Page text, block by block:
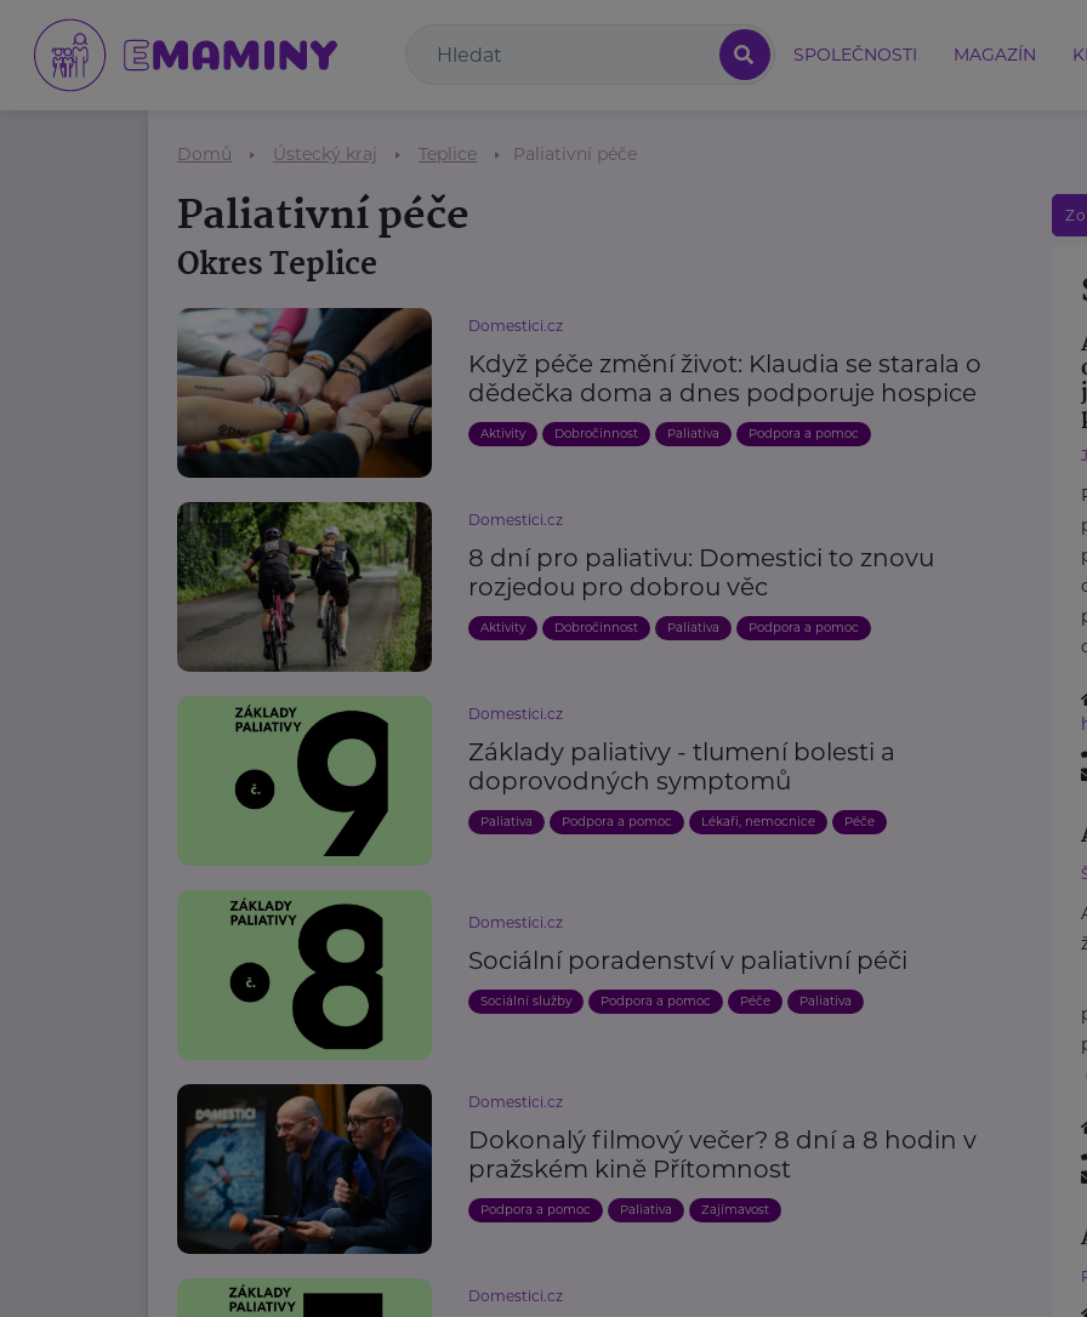
SPOLEČNOSTI MAGAZÍN
Domů Ústecký kraj Teplice Paliativní péče
Paliativní péče
Okres Teplice
Domestici.cz
Když péče změní život: Klaudia se starala o
dědečka doma a dnes podporuje hospice
Aktivity Dobročinnost Paliativa Podpora a pomoc
Domestici.cz
8 dní pro paliativu: Domestici to znovu
rozjedou pro dobrou věc
Aktivity Dobročinnost Paliativa Podpora a pomoc
Domestici.cz
Základy paliativy - tlumení bolesti a
doprovodných symptomů
Paliativa Podpora a pomoc Lékaři, nemocnice Péče
Domestici.cz
Sociální poradenství v paliativní péči
Sociální služby Podpora a pomoc Péče Paliativa
Domestici.cz
Dokonalý filmový večer? 8 dní a 8 hodin v
pražském kině Přítomnost
Podpora a pomoc Paliativa Zajímavost
Domestici.cz